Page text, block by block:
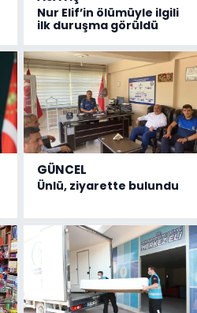
Nur Elif’in ölümüyle ilgili
ilk duruşma görüldü
GÜNCEL
Ünlü, ziyarette bulundu